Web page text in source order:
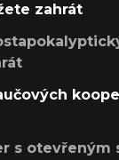
zahrát
s otevřeným